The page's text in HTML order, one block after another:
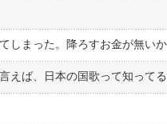
しまった。降ろすお金が無い